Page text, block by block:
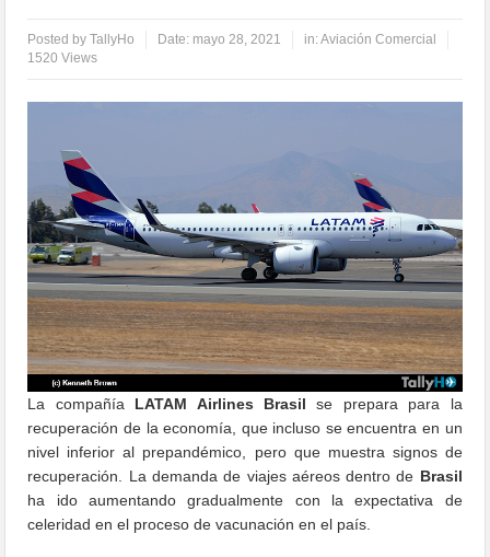
Posted byTallyHo Date: mayo 28, 2021 in:Aviación Comercial
1520 Views
La compañía LATAM Airlines Brasil se prepara para la
recuperación de la economía, que incluso se encuentra en un
nivel inferior al prepandémico, pero que muestra signos de
recuperación. La demanda de viajes aéreos dentro de Brasil
ha ido aumentando gradualmente con la expectativa de
celeridad en el proceso de vacunación en el país.